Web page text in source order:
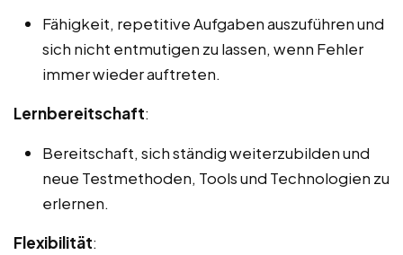
Fähigkeit, repetitive Aufgaben auszuführen und
sich nicht entmutigen zu lassen, wenn Fehler
immer wieder auftreten.
Lernbereitschaft:
Bereitschaft, sich ständig weiterzubilden und
neue Testmethoden, Tools und Technologien zu
erlernen.
Flexibilität: